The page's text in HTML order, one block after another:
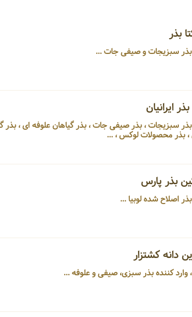
بذر
ایرانیان
تولید کننده بذر سبزیجات ، بذر صیفی جات ، بذر گیاهان علوفه ای
بذر محصولات لوکس ، ...
بذر پارس
دانه کشتزار
سبزی، صیفی و علوفه ...